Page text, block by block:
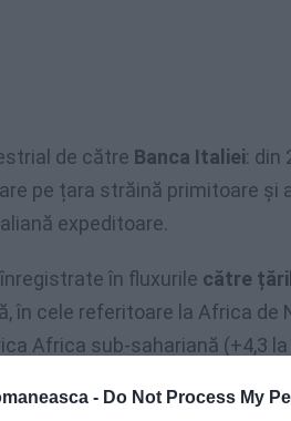
- Do Not Process My
de către Banca Italiei: din
pe țara străină primitoare și
expeditoare.
în fluxurile către
în cele referitoare la Africa de
Africa sub-sahariană (+4,3
au scăzut, în special